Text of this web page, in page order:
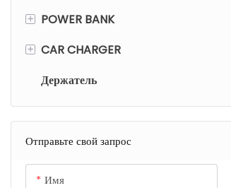
Пластиковый кабель
Кабель TPE/силикон
Оплетка кабеля
Алюминиевый кабель
+ POWER BANK
Внешний аккумулятор с кабелем
Магнитный внешний
+ CAR CHARGER
Пластиковое автомобильное
устройство из алюминия
Держатель
Отправьте свой запрос
Имя